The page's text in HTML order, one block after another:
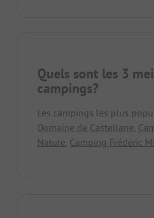
Quels sont les 3
campings?
Les campings les plus
Domaine de Castellane
Nature Camping Frédéric